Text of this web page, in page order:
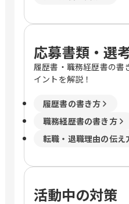
応募書類・選
履歴書・職務経歴書の書
イントを解説！
履歴書の書き方
職務経歴書の書き方
転職・退職理由の伝え
活動中の対策